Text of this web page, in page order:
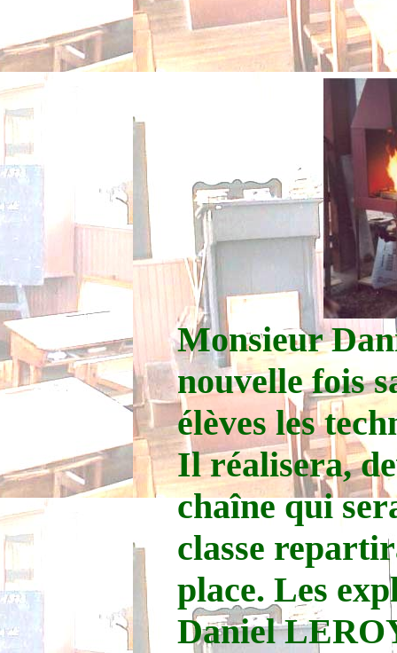
Monsieur
nouvelle fois
élèves les
Il réalisera,
chaîne qui
classe
place. Les
Daniel